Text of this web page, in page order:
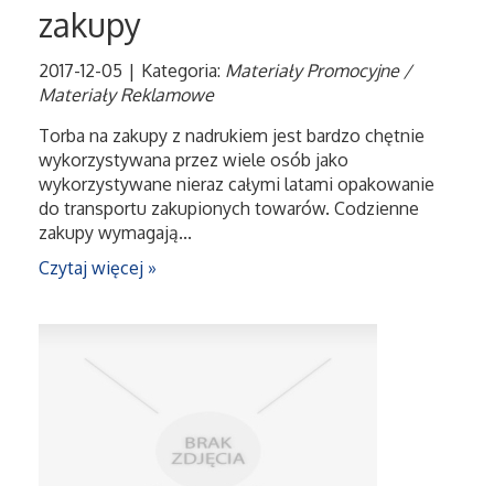
Ślub i Wesele
Weterynaryjne, Hodowla Zwierząt
Sprzątanie, Porządkowanie
Noclegi
zakupy
2017-12-05 | Kategoria: Materiały Promocyjne /
Materiały Reklamowe
Torba na zakupy z nadrukiem jest bardzo chętnie
wykorzystywana przez wiele osób jako
wykorzystywane nieraz całymi latami opakowanie
do transportu zakupionych towarów. Codzienne
zakupy wymagają...
Czytaj więcej »